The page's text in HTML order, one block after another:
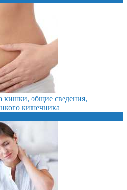
кишки, общие сведения,
кишечника